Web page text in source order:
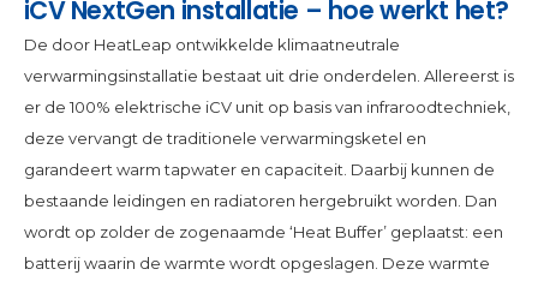
iCV NextGen installatie – hoe werkt het?
De door HeatLeap ontwikkelde klimaatneutrale
verwarmingsinstallatie bestaat uit drie onderdelen. Allereerst is
er de 100% elektrische iCV unit op basis van infraroodtechniek,
deze vervangt de traditionele verwarmingsketel en
garandeert warm tapwater en capaciteit. Daarbij kunnen de
bestaande leidingen en radiatoren hergebruikt worden. Dan
wordt op zolder de zogenaamde ‘Heat Buffer’ geplaatst: een
batterij waarin de warmte wordt opgeslagen. Deze warmte